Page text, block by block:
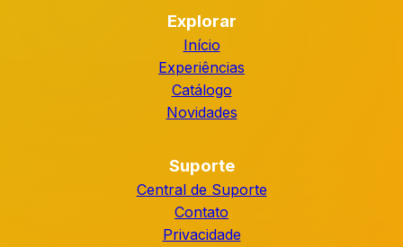
Explorar
Início
Experiências
Catálogo
Novidades
Suporte
Central de Suporte
Contato
Privacidade